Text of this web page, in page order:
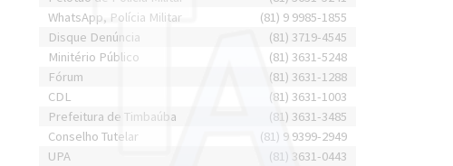
WhatsApp, Polícia Militar
(81) 9 9985-1855
Disque Denúncia
(81) 3719-4545
Minitério Público
(81) 3631-5248
Fórum
(81) 3631-1288
CDL
(81) 3631-1003
Prefeitura de Timbaúba
(81) 3631-3485
Conselho Tutelar
(81) 9 9399-2949
UPA
(81) 3631-0443